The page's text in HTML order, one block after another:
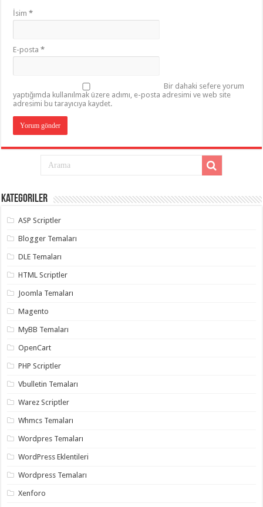
İsim*
E-posta*
Bir dahaki sefere yorum
yaptığımda kullanılmak üzere adımı, e-posta adresimi ve web site
adresimi bu tarayıcıya kaydet.
Kategoriler
ASP Scriptler
Blogger Temaları
DLE Temaları
HTML Scriptler
Joomla Temaları
Magento
MyBB Temaları
OpenCart
PHP Scriptler
Vbulletin Temaları
Warez Scriptler
Whmcs Temaları
Wordpres Temaları
WordPress Eklentileri
Wordpress Temaları
Xenforo